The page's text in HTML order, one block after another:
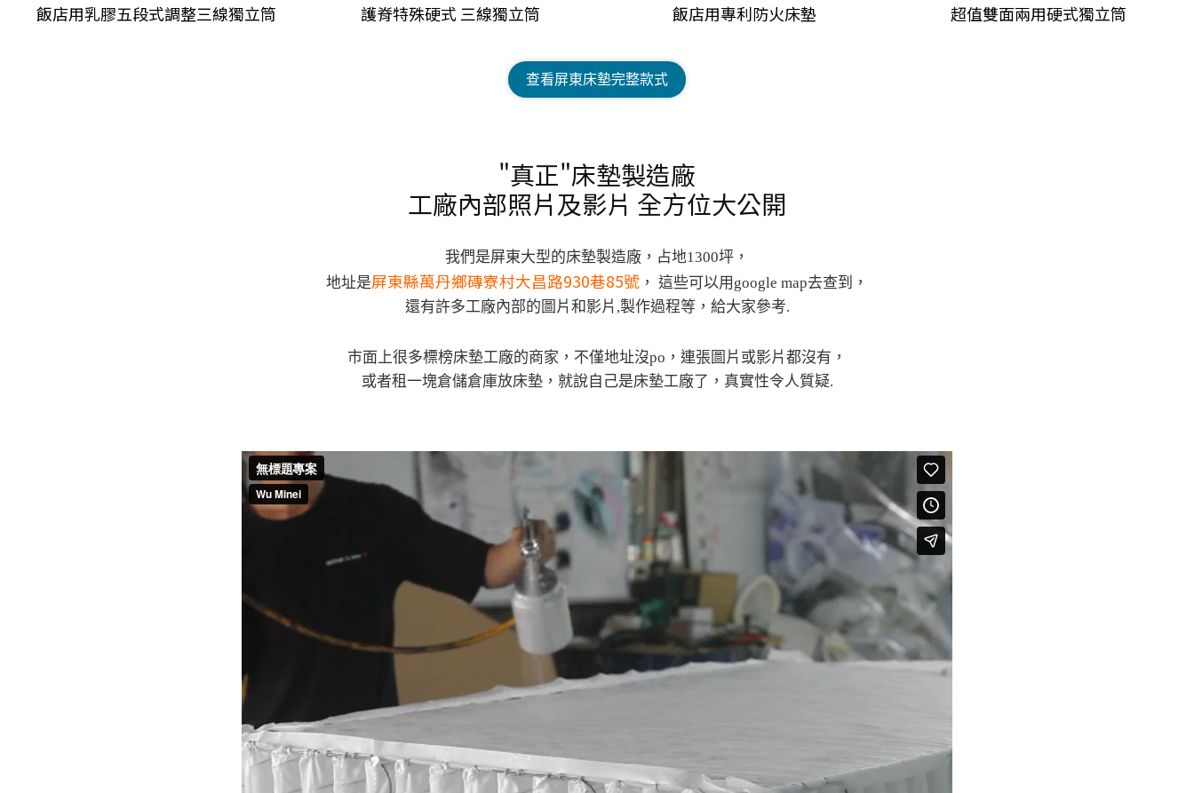
飯店用乳膠五段式調整三線獨立筒 護脊特殊硬式三線獨立筒 飯店用專利防火床墊 超值雙面兩用硬式獨立筒
查看屏東床墊完整款式
"真正"床墊製造廠
工廠內部照片及影片 全方位大公開
我們是屏東大型的床墊製造廠，占地1300坪，
地址是屏東縣萬丹鄉磚寮村大昌路930巷85號 ， 這些可以用google map去查到，
還有許多工廠內部的圖片和影片,製作過程等，給大家參考.
市面上很多標榜床墊工廠的商家，不僅地址沒po，連張圖片或影片都沒有，
或者租一塊倉儲倉庫放床墊，就說自己是床墊工廠了，真實性令人質疑.